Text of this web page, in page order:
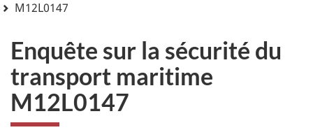
iciM12L0147
Enquête sur la sécurité du
transport maritime
M12L0147